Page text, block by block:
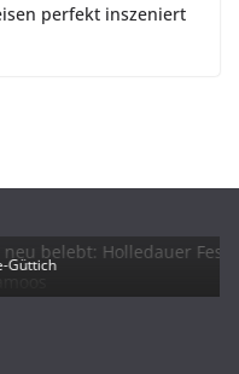
perfekt inszeniert